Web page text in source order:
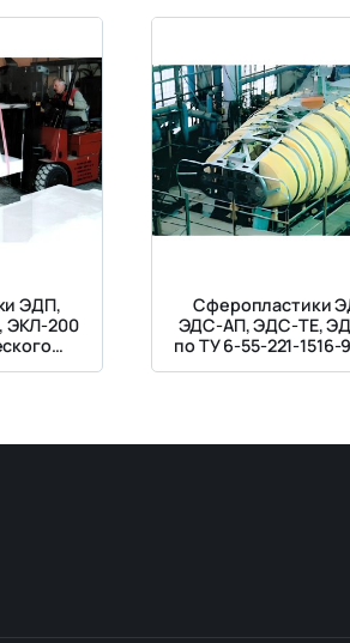
ЭДП,
ЭКЛ-200
Сферопластики
ЭДС-АП, ЭДС-ТЕ,
по ТУ 6-55-221-1516-
глубоководных